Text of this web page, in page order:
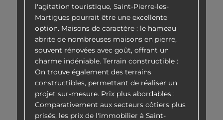
l'agitation touristique, Saint-Pierre-les-
Martigues pourrait être une excellente
option. Maisons de caractère : le hameau
abrite de nombreuses maisons en pierre,
souvent rénovées avec goût, offrant un
charme indéniable. Terrain constructible :
On trouve également des terrains
constructibles, permettant de réaliser un
projet sur-mesure. Prix plus abordables :
Comparativement aux secteurs côtiers plus
prisés, les prix de l'immobilier à Saint-